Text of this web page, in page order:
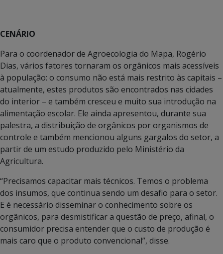
CENÁRIO
Para o coordenador de Agroecologia do Mapa, Rogério
Dias, vários fatores tornaram os orgânicos mais acessíveis
à população: o consumo não está mais restrito às capitais –
atualmente, estes produtos são encontrados nas cidades
do interior – e também cresceu e muito sua introdução na
alimentação escolar. Ele ainda apresentou, durante sua
palestra, a distribuição de orgânicos por organismos de
controle e também mencionou alguns gargalos do setor, a
partir de um estudo produzido pelo Ministério da
Agricultura.
“Precisamos capacitar mais técnicos. Temos o problema
dos insumos, que continua sendo um desafio para o setor.
E é necessário disseminar o conhecimento sobre os
orgânicos, para desmistificar a questão de preço, afinal, o
consumidor precisa entender que o custo de produção é
mais caro que o produto convencional”, disse.